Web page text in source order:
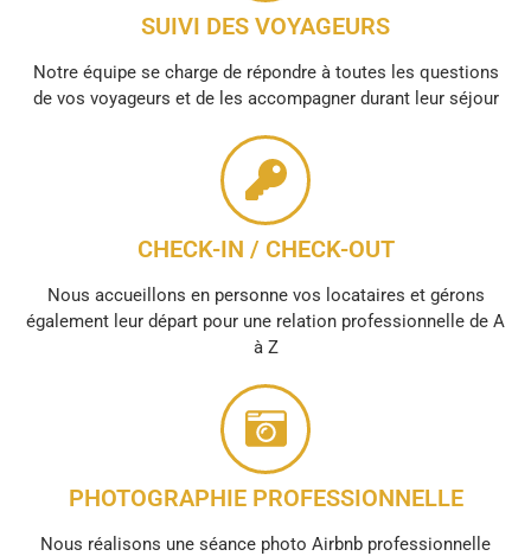
SUIVI DES VOYAGEURS
Notre équipe se charge de répondre à toutes les questions
de vos voyageurs et de les accompagner durant leur séjour
CHECK-IN / CHECK-OUT
Nous accueillons en personne vos locataires et gérons
également leur départ pour une relation professionnelle de A
à Z
PHOTOGRAPHIE PROFESSIONNELLE
Nous réalisons une séance photo Airbnb professionnelle